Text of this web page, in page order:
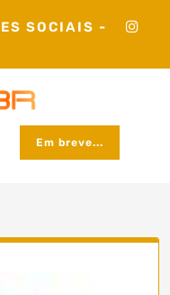
SOCIAIS -
Em breve...